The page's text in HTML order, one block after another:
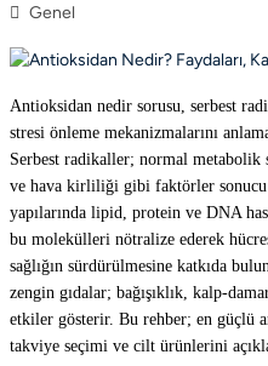
Genel
Antioksidan nedir sorusu, serbest
stresi önleme mekanizmalarını
Serbest radikaller; normal metabolik
ve hava kirliliği gibi faktörler
yapılarında lipid, protein ve DNA
bu molekülleri nötralize ederek
sağlığın sürdürülmesine katkıda
zengin gıdalar; bağışıklık, kalp-
etkiler gösterir. Bu rehber; en güçlü
takviye seçimi ve cilt ürünlerini